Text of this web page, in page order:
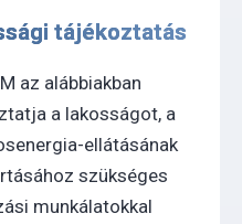
tájékoztatás
az alábbiakban
a lakosságot, a
ellátásának
szükséges
munkálatokkal